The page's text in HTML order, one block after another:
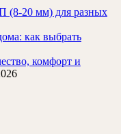
(8-20 мм) для разных
как выбрать
комфорт и